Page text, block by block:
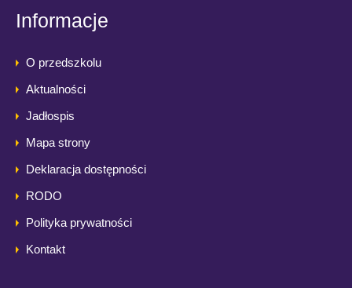
Informacje
O przedszkolu
Aktualności
Jadłospis
Mapa strony
Deklaracja dostępności
RODO
Polityka prywatności
Kontakt